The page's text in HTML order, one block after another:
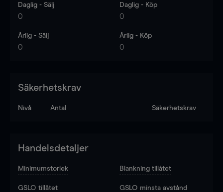
Daglig - Sälj
0
Daglig - Köp
0
Årlig - Sälj
0
Årlig - Köp
0
Säkerhetskrav
Nivå Antal Säkerhetskrav
Handelsdetaljer
Minimumstorlek Blankning tillåtet
GSLO tillåtet GSLO minsta avstånd